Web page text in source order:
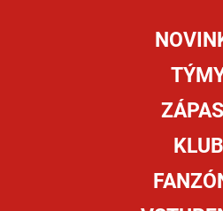
KLUB